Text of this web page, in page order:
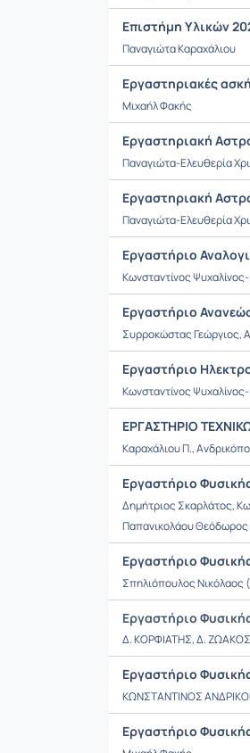
Επιστήμη Υλικών
Παναγιώτα Καραχάλιου
Εργαστηριακές
Μιχαήλ Φακής
Εργαστηριακή
Παναγιώτα-Ελευθερία
Εργαστηριακή
Παναγιώτα-Ελευθερία
Εργαστήριο
Κωνσταντίνος
Εργαστήριο
Συρροκώστας Γεώργιος,
Εργαστήριο
Κωνσταντίνος
ΕΡΓΑΣΤΗΡΙΟ
Καραχάλιου Π.,
Εργαστήριο
Δημήτριος Σκαρλάτος,
Παπανικολάου Θεόδωρος
Εργαστήριο
Σπηλιόπουλος Νικόλαος
Εργαστήριο Φυσικής
Δ. ΚΟΡΦΙΑΤΗΣ, Δ.
Εργαστήριο Φυσικής
ΚΩΝΣΤΑΝΤΙΝΟΣ
Εργαστήριο Φυσικής